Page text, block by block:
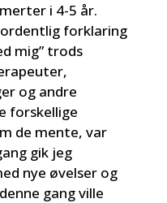
i 4-5 år.
ordentlig forklaring
mig” trods
og andre
forskellige
de mente, var
gik jeg
nye øvelser og
gang ville